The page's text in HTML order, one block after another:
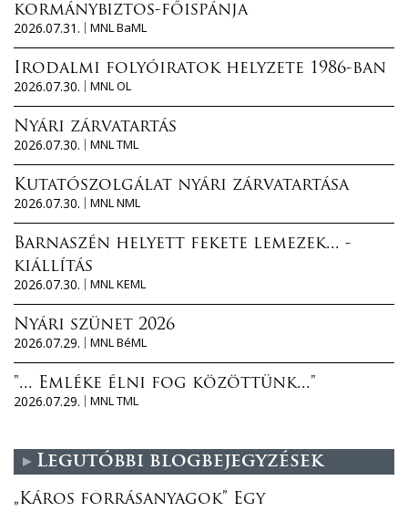
kormánybiztos-főispánja
2026.07.31.
MNL BaML
Irodalmi folyóiratok helyzete 1986-ban
2026.07.30.
MNL OL
Nyári zárvatartás
2026.07.30.
MNL TML
Kutatószolgálat nyári zárvatartása
2026.07.30.
MNL NML
Barnaszén helyett fekete lemezek... -
kiállítás
2026.07.30.
MNL KEML
Nyári szünet 2026
2026.07.29.
MNL BéML
"... Emléke élni fog közöttünk..."
2026.07.29.
MNL TML
Legutóbbi blogbejegyzések
„Káros forrásanyagok” Egy